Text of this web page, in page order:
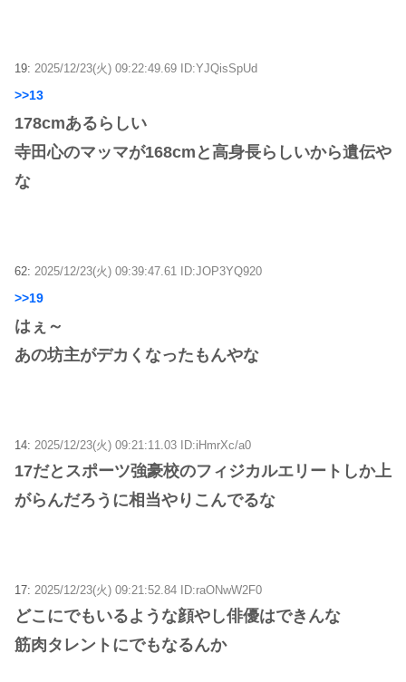
19: 2025/12/23(火) 09:22:49.69 ID:YJQisSpUd
>>13
178cmあるらしい
寺田心のマッマが168cmと高身長らしいから遺伝や
な
62: 2025/12/23(火) 09:39:47.61 ID:JOP3YQ920
>>19
はぇ～
あの坊主がデカくなったもんやな
14: 2025/12/23(火) 09:21:11.03 ID:iHmrXc/a0
17だとスポーツ強豪校のフィジカルエリートしか上
がらんだろうに相当やりこんでるな
17: 2025/12/23(火) 09:21:52.84 ID:raONwW2F0
どこにでもいるような顔やし俳優はできんな
筋肉タレントにでもなるんか